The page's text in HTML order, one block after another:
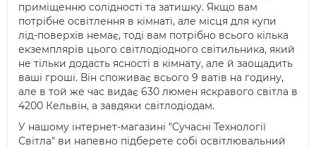
приміщенню солідності та затишку. Якщо вам
потрібне освітлення в кімнаті, але місця для купи
лід-поверхів немає, тоді вам потрібно всього кілька
екземплярів цього світлодіодного світильника, який
не тільки додасть ясності в кімнату, але й заощадить
ваші гроші. Він споживає всього 9 ватів на годину,
але в той же час видає 630 люмен яскравого світла в
4200 Кельвін, а завдяки світлодіодам.
У нашому інтернет-магазині "Сучасні Технології
Світла" ви напевно підберете собі освітлювальний